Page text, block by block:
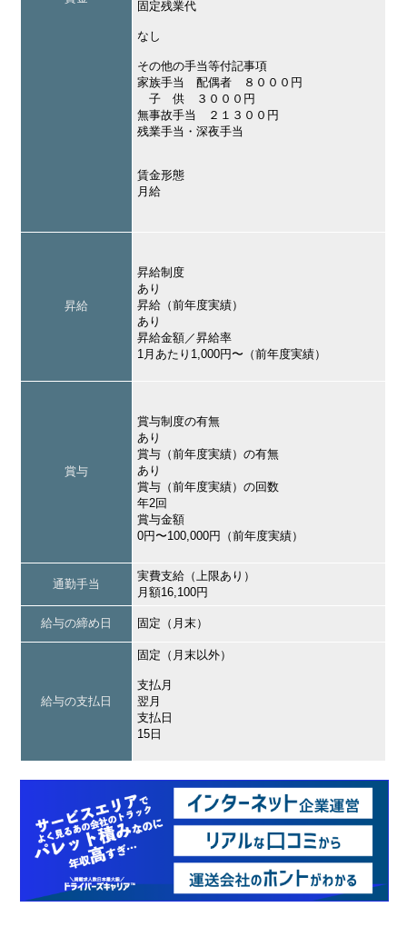
固定残業代
なし
その他の手当等付記事項
家族手当 配偶者 ８０００円
子 供 ３０００円
無事故手当 ２１３００円
残業手当・深夜手当
賃金形態
月給
昇給
昇給制度
あり
昇給（前年度実績）
あり
昇給金額／昇給率
1月あたり1,000円〜（前年度実績）
賞与
賞与制度の有無
あり
賞与（前年度実績）の有無
あり
賞与（前年度実績）の回数
年2回
賞与金額
0円〜100,000円（前年度実績）
通勤手当
実費支給（上限あり）
月額16,100円
給与の締め日 固定（月末）
給与の支払日
固定（月末以外）
支払月
翌月
支払日
15日